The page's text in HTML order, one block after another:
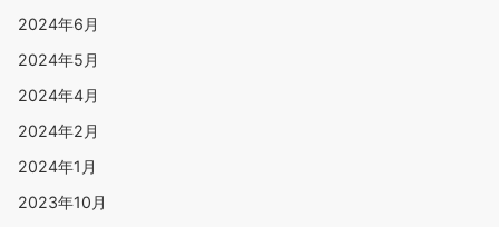
2024年6月
2024年5月
2024年4月
2024年2月
2024年1月
2023年10月